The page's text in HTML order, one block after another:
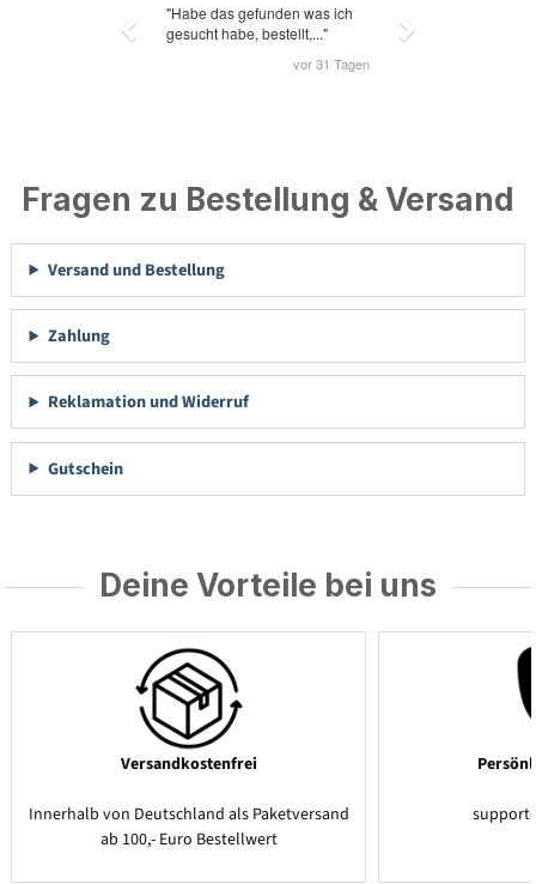
Fragen zu Bestellung & Versand
Versand und Bestellung
Zahlung
Reklamation und Widerruf
Gutschein
Deine Vorteile bei uns
Versandkostenfrei
Innerhalb von Deutschland als Paketversand
ab 100,- Euro Bestellwert